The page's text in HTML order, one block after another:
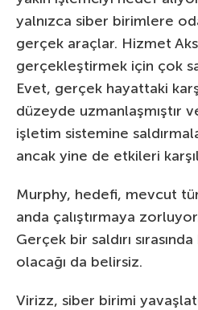
yalnızca siber birimlere
gerçek araçlar. Hizmet
gerçekleştirmek için çok
Evet, gerçek hayattaki
düzeyde uzmanlaşmıştır
işletim sistemine
ancak yine de etkileri
Murphy, hedefi, mevcut
anda çalıştırmaya
Gerçek bir saldırı
olacağı da belirsiz.
Virizz, siber birimi